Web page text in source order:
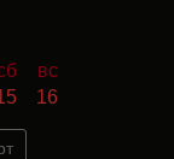
вс
16